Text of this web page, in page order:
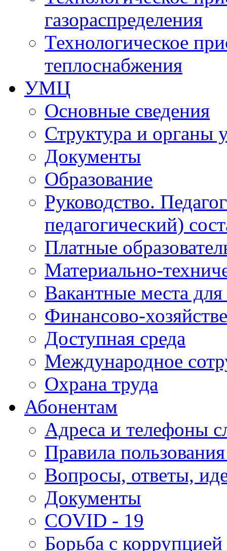
газораспределения
Технологическое
теплоснабжения
УМЦ
Основные сведения
Структура и органы
Документы
Образование
Руководство.
педагогический)
Платные
Материально-
Вакантные места
Финансово-
Доступная среда
Международное
Охрана труда
Абонентам
Адреса и телефоны
Правила
Вопросы, ответы,
Документы
COVID - 19
Борьба с